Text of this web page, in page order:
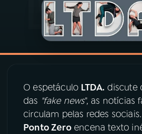
PROGRAMAÇÃO
04PROGRAMAS
05PODCASTS
06VIDEOCASTS
O espetáculo LTDA. discute
das "fake news", as notícias
circulam pelas redes
Ponto Zeroencena texto